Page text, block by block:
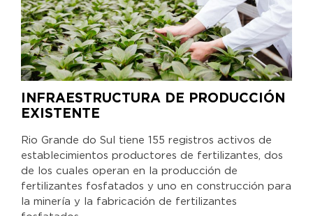
INFRAESTRUCTURA DE PRODUCCIÓN
EXISTENTE
Rio Grande do Sul tiene 155 registros activos de
establecimientos productores de fertilizantes, dos
de los cuales operan en la producción de
fertilizantes fosfatados y uno en construcción para
la minería y la fabricación de fertilizantes